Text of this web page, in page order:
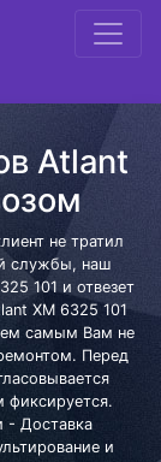
Atlant
не тратил
службы, наш
101 и отвезет
XM 6325 101
самым Вам не
Перед
фиксируется.
- Доставка
и